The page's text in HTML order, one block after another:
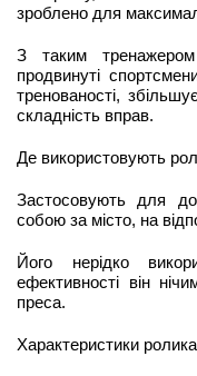
зроблено для
З таким
продвинуті
тренованості,
складність вправ.
Де використовують
Застосовують для
собою за місто, на
Його нерідко
ефективності він
преса.
Характеристики